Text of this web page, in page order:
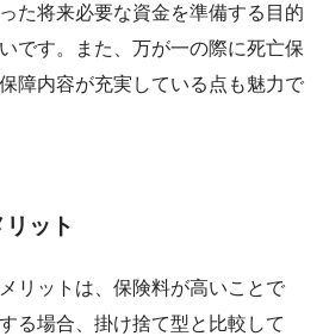
た将来必要な資金を準備する目的
です。また、万が一の際に死亡保
障内容が充実している点も魅力で
ット
リットは、保険料が高いことで
る場合、掛け捨て型と比較して